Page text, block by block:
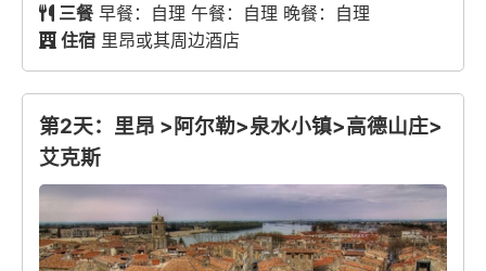
三餐 早餐：自理 午餐：自理 晚餐：自理
住宿 里昂或其周边酒店
第2天：里昂 >阿尔勒>泉水小镇>高德山庄>
艾克斯